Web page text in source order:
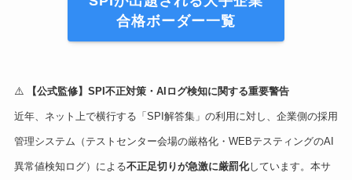
合格ボーダー一覧
⚠️ 【公式監修】SPI不正対策・AIログ検知に関する重要警告
近年、ネット上で横行する「SPI解答集」の利用に対し、企業側の採用
管理システム（テストセンター会場の厳格化・WEBテスティングのAI
異常値検知ログ）による不正足切りが急激に厳罰化しています。本サ